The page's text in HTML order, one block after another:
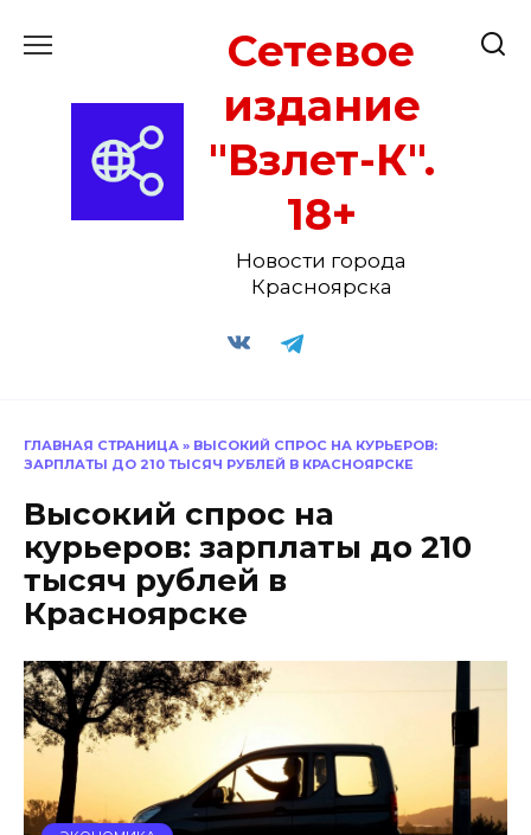
Сетевое
издание
"Взлет-К".
18+
Новости города
Красноярска
ГЛАВНАЯ СТРАНИЦА » ВЫСОКИЙ СПРОС НА КУРЬЕРОВ:
ЗАРПЛАТЫ ДО 210 ТЫСЯЧ РУБЛЕЙ В КРАСНОЯРСКЕ
Высокий спрос на
курьеров: зарплаты до 210
тысяч рублей в
Красноярске